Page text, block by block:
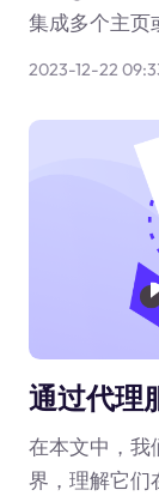
集成多个主页
2023-12-22
通过代理
在本文中，我
界，理解它们